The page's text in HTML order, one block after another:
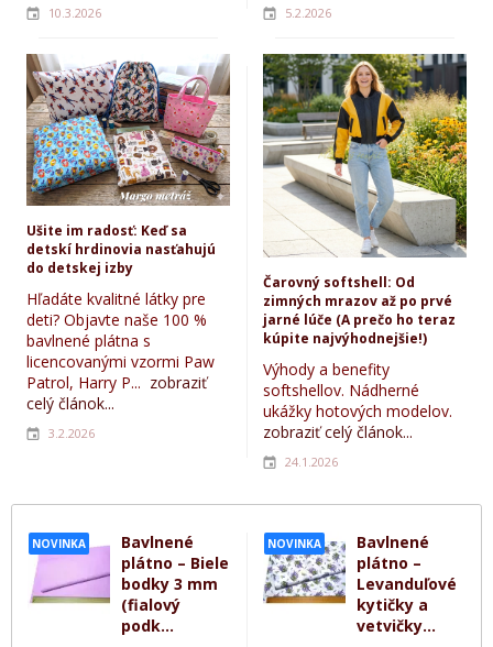
NOVINKA
Bavlnené
plátno – Biele
bodky 3 mm
(fialový
podk...
NOVINKA
Bavlnené
plátno –
Levanduľové
kytičky a
vetvičky...
10.3.2026 5.2.2026
Ušite im radosť: Keď sa
detskí hrdinovia nasťahujú
do detskej izby
Hľadáte kvalitné látky pre
deti? Objavte naše 100 %
bavlnené plátna s
licencovanými vzormi Paw
Patrol, Harry P... zobraziť
celý článok...
3.2.2026
Čarovný softshell: Od
zimných mrazov až po prvé
jarné lúče (A prečo ho teraz
kúpite najvýhodnejšie!)
Výhody a benefity
softshellov. Nádherné
ukážky hotových modelov.
zobraziť celý článok...
24.1.2026